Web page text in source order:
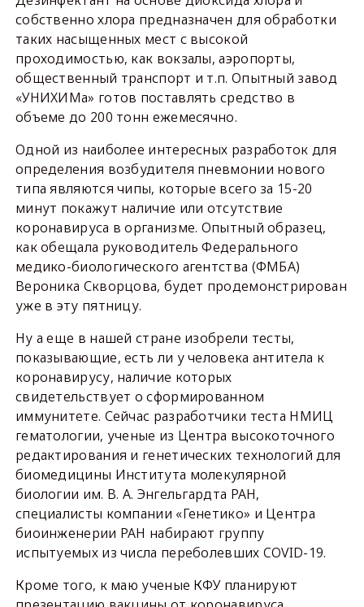
собственно хлора предназначен для обработки
таких насыщенных мест с высокой
проходимостью, как вокзалы, аэропорты,
общественный транспорт и т.п. Опытный завод
«УНИХИМа» готов поставлять средство в
объеме до 200 тонн ежемесячно.
Одной из наиболее интересных разработок для
определения возбудителя пневмонии нового
типа являются чипы, которые всего за 15-20
минут покажут наличие или отсутствие
коронавируса в организме. Опытный образец,
как обещала руководитель Федерального
медико-биологического агентства (ФМБА)
Вероника Скворцова, будет продемонстрирован
уже в эту пятницу.
Ну а еще в нашей стране изобрели тесты,
показывающие, есть ли у человека антитела к
коронавирусу, наличие которых
свидетельствует о сформированном
иммунитете. Сейчас разработчики теста НМИЦ
гематологии, ученые из Центра высокоточного
редактирования и генетических технологий для
биомедицины Института молекулярной
биологии им. В. А. Энгельгардта РАН,
специалисты компании «Генетико» и Центра
биоинженерии РАН набирают группу
испытуемых из числа переболевших COVID-19.
Кроме того, к маю ученые КФУ планируют